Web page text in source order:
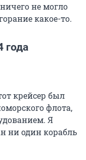
не могло
какое-то.
года
крейсер был
флота,
Я
ни один корабль